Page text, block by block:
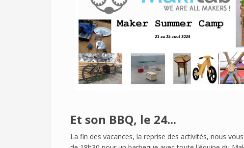
Et son BBQ, le 24...
La fin des vacances, la reprise des activités, nous